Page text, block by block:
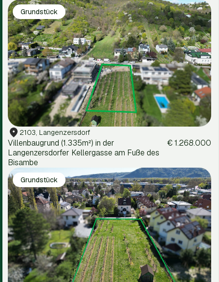
Grundstück
2103, Langenzersdorf
Villenbaugrund (1.335m²) in der
Langenzersdorfer Kellergasse am Fuße des
Bisambe
€ 1.268.000
Grundstück